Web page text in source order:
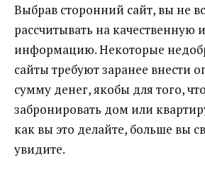
Выбрав сторонний сайт, вы не
рассчитывать на качественную
информацию. Некоторые
сайты требуют заранее внести
сумму денег, якобы для того,
забронировать дом или
как вы это делайте, больше вы
увидите.